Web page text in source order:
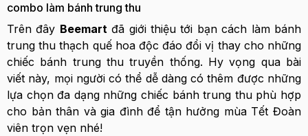
combo làm bánh trung thu
Trên đây Beemartđã giới thiệu tới bạn cách làm bánh
trung thu thạch quế hoa độc đáo đổi vị thay cho những
chiếc bánh trung thu truyền thống. Hy vọng qua bài
viết này, mọi người có thể dễ dàng có thêm được những
lựa chọn đa dạng những chiếc bánh trung thu phù hợp
cho bản thân và gia đình để tận hưởng mùa Tết Đoàn
viên trọn vẹn nhé!